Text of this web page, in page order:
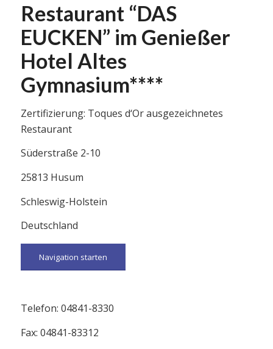
Restaurant “DAS
EUCKEN” im Genießer
Hotel Altes
Gymnasium****
Zertifizierung: Toques d‘Or ausgezeichnetes
Restaurant
Süderstraße 2-10
25813 Husum
Schleswig-Holstein
Deutschland
Navigation starten
Telefon: 04841-8330
Fax: 04841-83312